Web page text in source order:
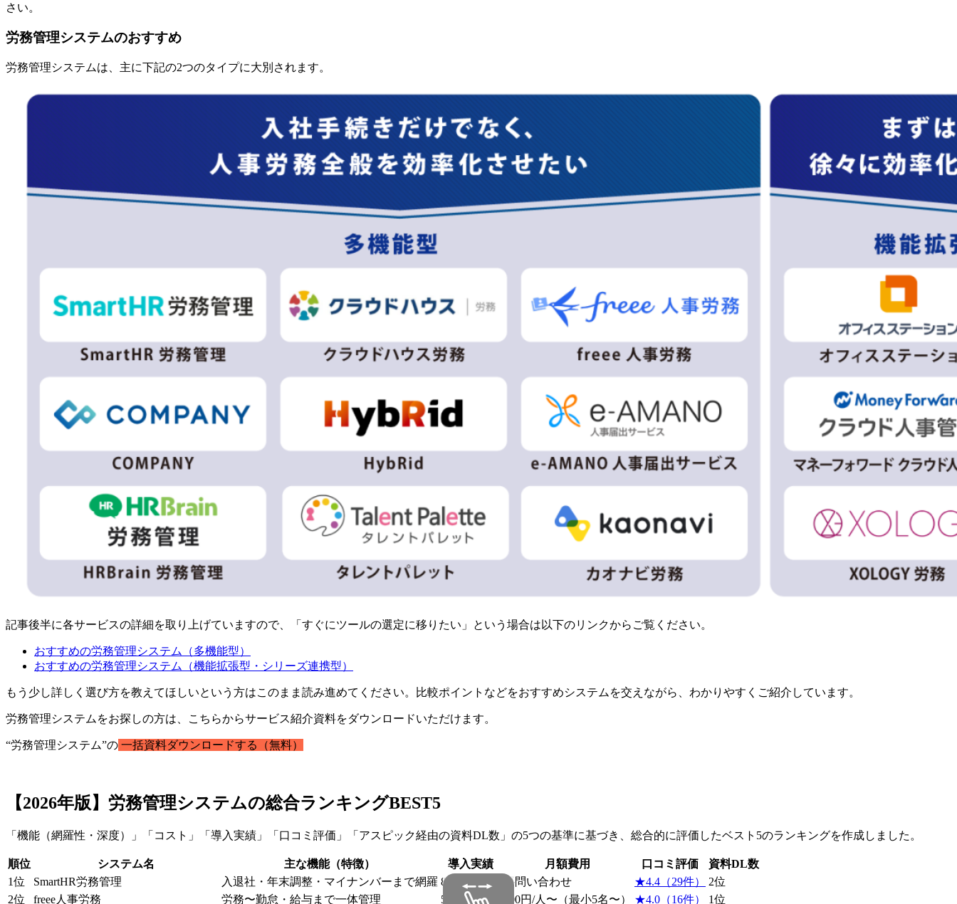
さい。
労務管理システムのおすすめ
労務管理システムは、主に下記の2つのタイプに大別されます。
記事後半に各サービスの詳細を取り上げていますので、「すぐにツールの選定に移りたい」という場合は以下のリンクからご覧ください。
おすすめの労務管理システム（多機能型）
おすすめの労務管理システム（機能拡張型・シリーズ連携型）
もう少し詳しく選び方を教えてほしいという方はこのまま読み進めてください。比較ポイントなどをおすすめシステムを交えながら、わかりやすくご紹介しています。
労務管理システムをお探しの方は、こちらからサービス紹介資料をダウンロードいただけます。
“労務管理システム”の 一括資料ダウンロードする（無料）
【2026年版】労務管理システムの総合ランキングBEST5
「機能（網羅性・深度）」「コスト」「導入実績」「口コミ評価」「アスピック経由の資料DL数」の5つの基準に基づき、総合的に評価したベスト5のランキングを作成しました。
順位 システム名 主な機能（特徴） 導入実績 月額費用 口コミ評価
資料DL数
1位
SmartHR労務管理 入退社・年末調整・マイナンバーまで網羅 80,000社 要問い合わせ ★4.4（29件）
2位
2位
freee人事労務 労務〜勤怠・給与まで一体管理 53万社※ 400円/人〜（最小5名〜） ★4.0（16件） 1位